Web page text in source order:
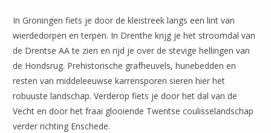
In Groningen fiets je door de kleistreek langs een lint van
wierdedorpen en terpen. In Drenthe krijg je het stroomdal van
de Drentse AA te zien en rijd je over de stevige hellingen van
de Hondsrug. Prehistorische grafheuvels, hunebedden en
resten van middeleeuwse karrensporen sieren hier het
robuuste landschap. Verderop fiets je door het dal van de
Vecht en door het fraai glooiende Twentse coulisselandschap
verder richting Enschede.